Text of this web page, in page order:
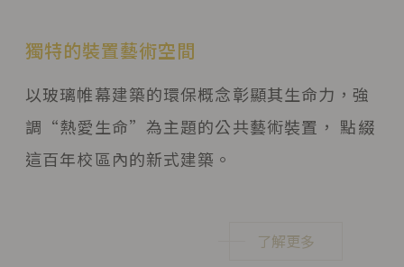
獨特的裝置藝術空間
以玻璃帷幕建築的環保概念彰顯其生命力，強
調“熱愛生命”為主題的公共藝術裝置， 點綴
這百年校區內的新式建築。
了解更多